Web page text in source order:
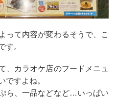
って内容が変わるそうで、こ
す。
、カラオケ店のフードメニュ
ですよね。
ら、一品などなど…いっぱい